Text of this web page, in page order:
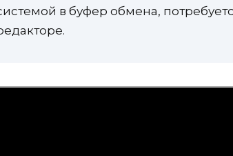
в буфер обмена,